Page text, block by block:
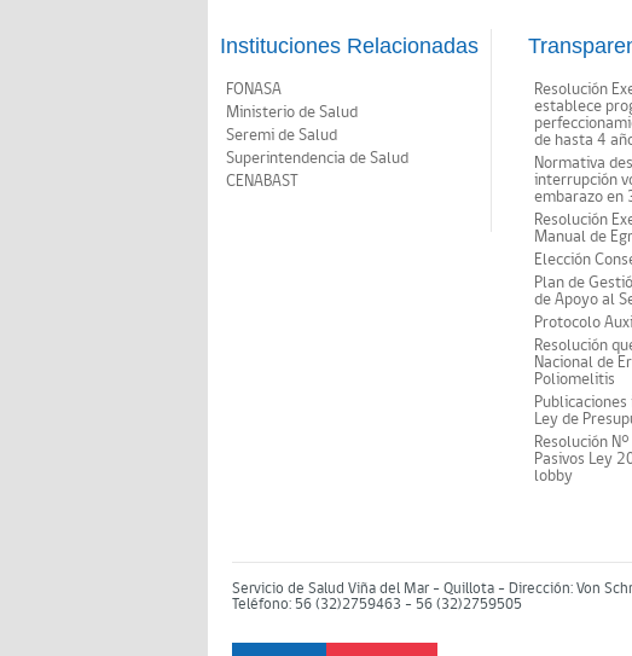
Instituciones Relacionadas
FONASA
Ministerio de Salud
Seremi de Salud
Superintendencia de Salud
CENABAST
Resolución
establece
de hasta 4
Normativa
interrupción
embarazo en
Resolución
Manual de
Elección
Plan de
de Apoyo al
Protocolo
Resolución
Nacional de
Poliomelitis
Ley de
Resolución
Pasivos Ley
lobby
Servicio de Salud Viña del Mar – Quillota - Dirección: Von
Teléfono: 56 (32)2759463 - 56 (32)2759505